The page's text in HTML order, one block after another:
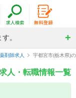
。
剤師求人 宇都宮市(栃木県)
人・転職情報一覧